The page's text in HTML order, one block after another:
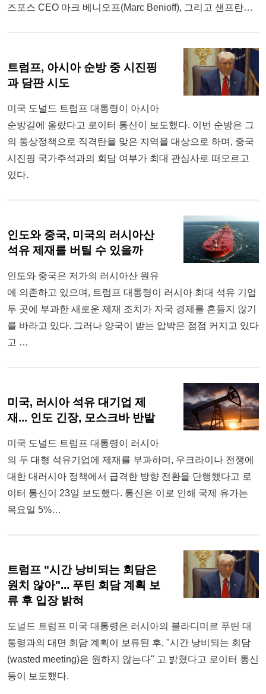
즈포스 CEO 마크 베니오프(Marc Benioff), 그리고 샌프란…
트럼프, 아시아 순방 중 시진핑
과 담판 시도
미국 도널드 트럼프 대통령이 아시아
순방길에 올랐다고 로이터 통신이 보도했다. 이번 순방은 그
의 통상정책으로 직격탄을 맞은 지역을 대상으로 하며, 중국
시진핑 국가주석과의 회담 여부가 최대 관심사로 떠오르고
있다.
인도와 중국, 미국의 러시아산
석유 제재를 버틸 수 있을까
인도와 중국은 저가의 러시아산 원유
에 의존하고 있으며, 트럼프 대통령이 러시아 최대 석유 기업
두 곳에 부과한 새로운 제재 조치가 자국 경제를 흔들지 않기
를 바라고 있다. 그러나 양국이 받는 압박은 점점 커지고 있다
고 …
미국, 러시아 석유 대기업 제
재... 인도 긴장, 모스크바 반발
미국 도널드 트럼프 대통령이 러시아
의 두 대형 석유기업에 제재를 부과하며, 우크라이나 전쟁에
대한 대러시아 정책에서 급격한 방향 전환을 단행했다고 로
이터 통신이 23일 보도했다. 통신은 이로 인해 국제 유가는
목요일 5%…
트럼프 "시간 낭비되는 회담은
원치 않아"... 푸틴 회담 계획 보
류 후 입장 밝혀
도널드 트럼프 미국 대통령은 러시아의 블라디미르 푸틴 대
통령과의 대면 회담 계획이 보류된 후, "시간 낭비되는 회담
(wasted meeting)은 원하지 않는다" 고 밝혔다고 로이터 통신
등이 보도했다.